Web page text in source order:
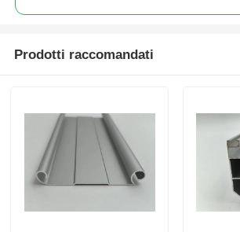
Profili per porte in alluminio
Estrussione industriale dell'alluminio
Prodotti raccomandati